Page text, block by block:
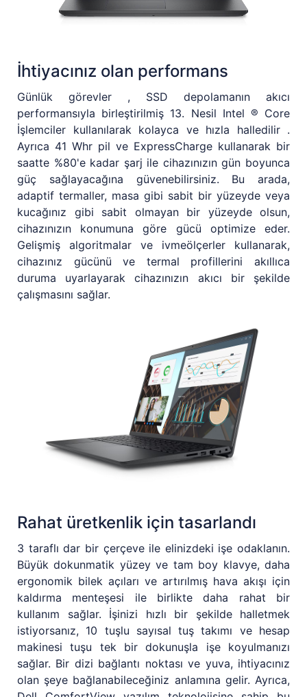
İhtiyacınız olan performans
Günlük görevler , SSD depolamanın akıcı
performansıyla birleştirilmiş 13. Nesil Intel ® Core
İşlemciler kullanılarak kolayca ve hızla halledilir .
Ayrıca 41 Whr pil ve ExpressCharge kullanarak bir
saatte %80'e kadar şarj ile cihazınızın gün boyunca
güç sağlayacağına güvenebilirsiniz. Bu arada,
adaptif termaller, masa gibi sabit bir yüzeyde veya
kucağınız gibi sabit olmayan bir yüzeyde olsun,
cihazınızın konumuna göre gücü optimize eder.
Gelişmiş algoritmalar ve ivmeölçerler kullanarak,
cihazınız gücünü ve termal profillerini akıllıca
duruma uyarlayarak cihazınızın akıcı bir şekilde
çalışmasını sağlar.
Rahat üretkenlik için tasarlandı
3 taraflı dar bir çerçeve ile elinizdeki işe odaklanın.
Büyük dokunmatik yüzey ve tam boy klavye, daha
ergonomik bilek açıları ve artırılmış hava akışı için
kaldırma menteşesi ile birlikte daha rahat bir
kullanım sağlar. İşinizi hızlı bir şekilde halletmek
istiyorsanız, 10 tuşlu sayısal tuş takımı ve hesap
makinesi tuşu tek bir dokunuşla işe koyulmanızı
sağlar. Bir dizi bağlantı noktası ve yuva, ihtiyacınız
olan şeye bağlanabileceğiniz anlamına gelir. Ayrıca,